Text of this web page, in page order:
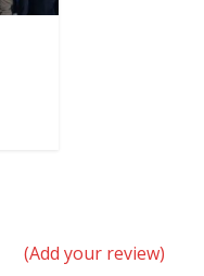
(Add your review)